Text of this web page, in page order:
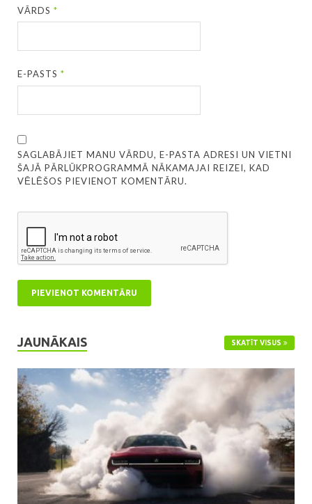
VĀRDS*
E-PASTS*
SAGLABĀJIET MANU VĀRDU, E-PASTA ADRESI UN VIETNI
ŠAJĀ PĀRLŪKPROGRAMMĀ NĀKAMAJAI REIZEI, KAD
VĒLĒŠOS PIEVIENOT KOMENTĀRU.
JAUNĀKAIS SKATĪT VISUS